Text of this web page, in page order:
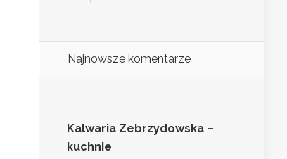
Najnowsze komentarze
Kalwaria Zebrzydowska –
kuchnie